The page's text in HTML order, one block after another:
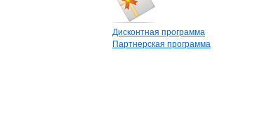
Дисконтная программа
Партнерская программа